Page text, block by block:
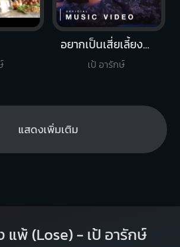
อยากเป็นเสี่ยเลี้ยงต้องทำไง (Sugar Daddy)
เป้ อารักษ์
แสดงเพิ่มเติม
แพ้ (Lose) - เป้ อารักษ์